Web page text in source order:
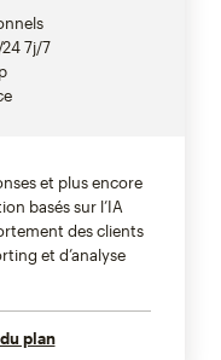
7j/7
et plus encore
basés sur l’IA
des clients
et d’analyse
plan